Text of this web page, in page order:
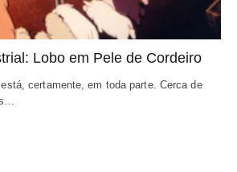
Lobo em Pele de Cordeiro
certamente, em toda parte. Cerca de